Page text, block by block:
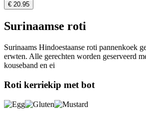
€ 20.95
Surinaamse roti
Surinaams Hindoestaanse roti pannenkoek
erwten. Alle gerechten worden geserveerd
kouseband en ei
Roti kerriekip met bot